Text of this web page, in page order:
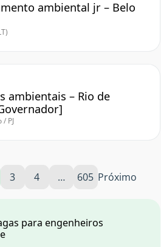
ambiental jr – Belo
ambientais – Rio de
PJ
3 4 … 605 Próximo
para engenheiros